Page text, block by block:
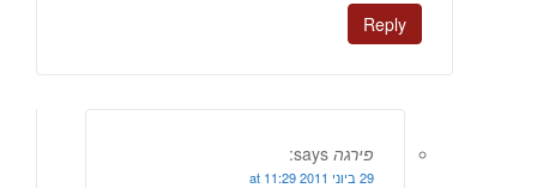
Reply
פירגה says:
29 ביוני 2011 at 11:29